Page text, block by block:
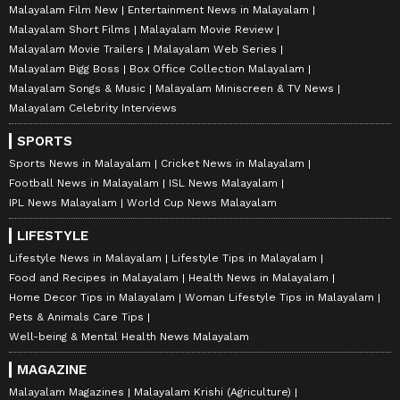
Malayalam Film New
Entertainment News in Malayalam
Malayalam Short Films
Malayalam Movie Review
Malayalam Movie Trailers
Malayalam Web Series
Malayalam Bigg Boss
Box Office Collection Malayalam
Malayalam Songs & Music
Malayalam Miniscreen & TV News
Malayalam Celebrity Interviews
SPORTS
Sports News in Malayalam
Cricket News in Malayalam
Football News in Malayalam
ISL News Malayalam
IPL News Malayalam
World Cup News Malayalam
LIFESTYLE
Lifestyle News in Malayalam
Lifestyle Tips in Malayalam
Food and Recipes in Malayalam
Health News in Malayalam
Home Decor Tips in Malayalam
Woman Lifestyle Tips in Malayalam
Pets & Animals Care Tips
Well-being & Mental Health News Malayalam
MAGAZINE
Malayalam Magazines
Malayalam Krishi (Agriculture)